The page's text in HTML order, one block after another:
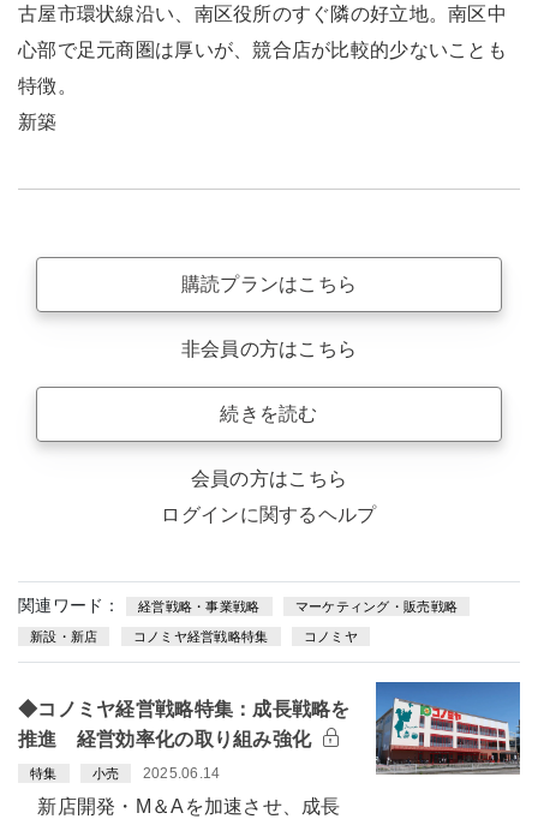
古屋市環状線沿い、南区役所のすぐ隣の好立地。南区中
心部で足元商圏は厚いが、競合店が比較的少ないことも
特徴。
新築
購読プランはこちら
非会員の方はこちら
続きを読む
会員の方はこちら
ログインに関するヘルプ
関連ワード： 経営戦略・事業戦略 マーケティング・販売戦略
新設・新店 コノミヤ経営戦略特集 コノミヤ
◆コノミヤ経営戦略特集：成長戦略を
推進 経営効率化の取り組み強化
特集 小売 2025.06.14
新店開発・M＆Aを加速させ、成長